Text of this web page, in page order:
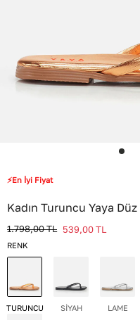
⚡En İyi Fiyat
Kadın Turuncu Yaya
1.798,00TL 539,00TL
RENK
TURUNCU SİYAH LAME